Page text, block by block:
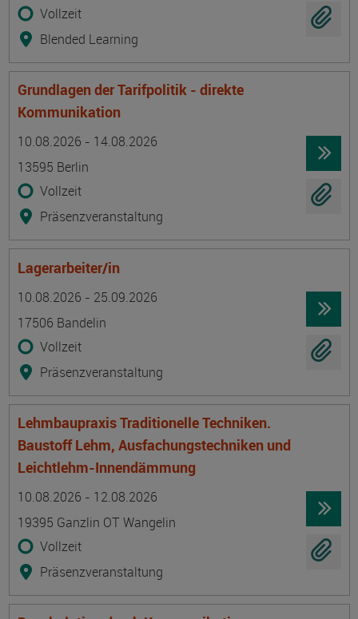
Vollzeit
Blended Learning
Grundlagen der Tarifpolitik - direkte
Kommunikation
10.08.2026 - 14.08.2026
13595 Berlin
Vollzeit
Präsenzveranstaltung
Lagerarbeiter/in
10.08.2026 - 25.09.2026
17506 Bandelin
Vollzeit
Präsenzveranstaltung
Lehmbaupraxis Traditionelle Techniken.
Baustoff Lehm, Ausfachungstechniken und
Leichtlehm-Innendämmung
10.08.2026 - 12.08.2026
19395 Ganzlin OT Wangelin
Vollzeit
Präsenzveranstaltung